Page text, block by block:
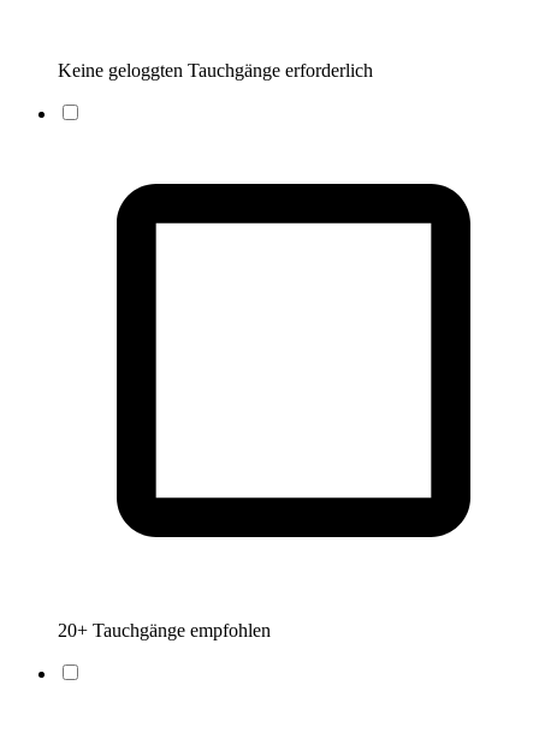
Keine geloggten Tauchgänge erforderlich
20+ Tauchgänge empfohlen